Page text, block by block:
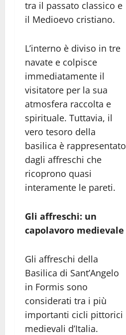
tra il passato classico e
il Medioevo cristiano.
L’interno è diviso in tre
navate e colpisce
immediatamente il
visitatore per la sua
atmosfera raccolta e
spirituale. Tuttavia, il
vero tesoro della
basilica è rappresentato
dagli affreschi che
ricoprono quasi
interamente le pareti.
Gli affreschi: un
capolavoro medievale
Gli affreschi della
Basilica di Sant’Angelo
in Formis sono
considerati tra i più
importanti cicli pittorici
medievali d’Italia.